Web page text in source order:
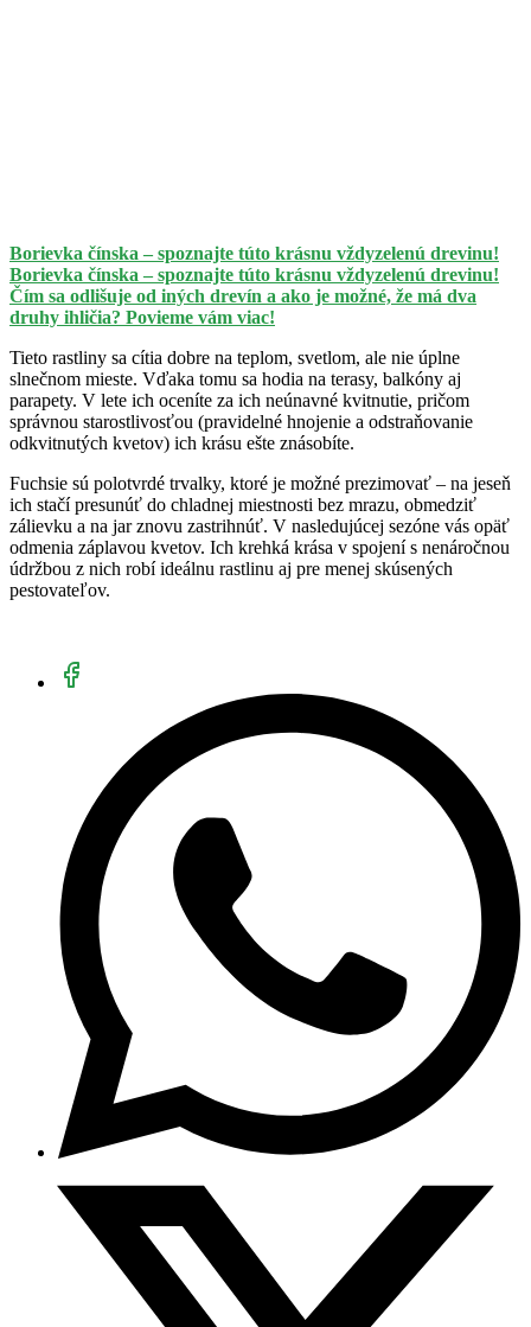
Borievka čínska – spoznajte túto krásnu vždyzelenú drevinu!
Borievka čínska – spoznajte túto krásnu vždyzelenú drevinu!
Čím sa odlišuje od iných drevín a ako je možné, že má dva
druhy ihličia? Povieme vám viac!
Tieto rastliny sa cítia dobre na teplom, svetlom, ale nie úplne
slnečnom mieste. Vďaka tomu sa hodia na terasy, balkóny aj
parapety. V lete ich oceníte za ich neúnavné kvitnutie, pričom
správnou starostlivosťou (pravidelné hnojenie a odstraňovanie
odkvitnutých kvetov) ich krásu ešte znásobíte.
Fuchsie sú polotvrdé trvalky, ktoré je možné prezimovať – na jeseň
ich stačí presunúť do chladnej miestnosti bez mrazu, obmedziť
zálievku a na jar znovu zastrihnúť. V nasledujúcej sezóne vás opäť
odmenia záplavou kvetov. Ich krehká krása v spojení s nenáročnou
údržbou z nich robí ideálnu rastlinu aj pre menej skúsených
pestovateľov.